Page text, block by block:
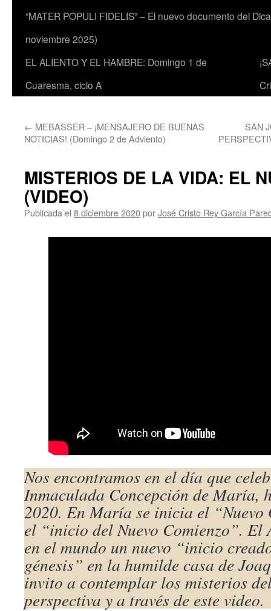
“MATER POPULI FIDELIS” – El nuevo documento del
noviembre 2025)
EL ALIENTO Y EL HAMBRE: Domingo 1 de
Cuaresma, ciclo A
← MEBASSER – ¡MENSAJERO DE BUENAS
NOTICIAS! (Domingo 2 de Adviento)
SAN
MISTERIOS DE LA VIDA: EL
(VIDEO)
Publicada el 8 diciembre 2020porJosé Cristo Rey García
Nos encontramos en el día que
Inmaculada Concepción de María,
2020. En María se inicia el “Nuevo
el “inicio del Nuevo Comienzo”. El
en el mundo un nuevo “inicio
génesis” en la humilde casa de
invito a contemplar los misterios
perspectiva y a través de este video.